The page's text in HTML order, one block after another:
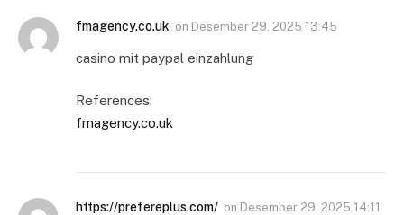
fmagency.co.uk on Desember 29, 2025 13:45
casino mit paypal einzahlung
References:
fmagency.co.uk
https://prefereplus.com/ on Desember 29, 2025 14:11